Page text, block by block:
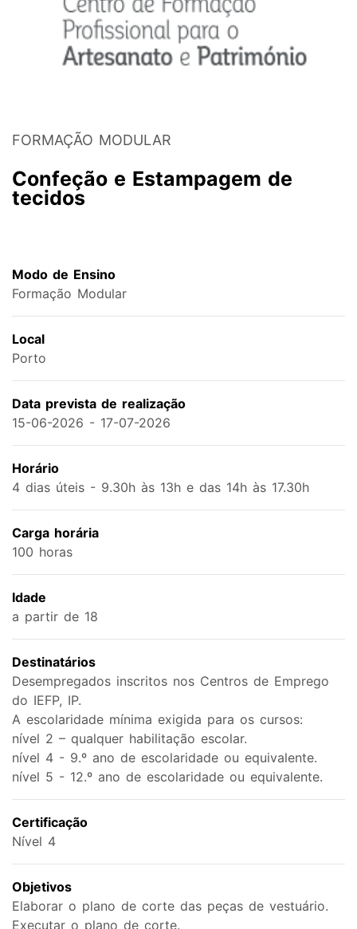
FORMAÇÃO MODULAR
Confeção e Estampagem de
tecidos
Modo de Ensino
Formação Modular
Local
Porto
Data prevista de realização
15-06-2026 - 17-07-2026
Horário
4 dias úteis - 9.30h às 13h e das 14h às 17.30h
Carga horária
100 horas
Idade
a partir de 18
Destinatários
Desempregados inscritos nos Centros de Emprego
do IEFP, IP.
A escolaridade mínima exigida para os cursos:
nível 2 – qualquer habilitação escolar.
nível 4 - 9.º ano de escolaridade ou equivalente.
nível 5 - 12.º ano de escolaridade ou equivalente.
Certificação
Nível 4
Objetivos
Elaborar o plano de corte das peças de vestuário.
Executar o plano de corte.